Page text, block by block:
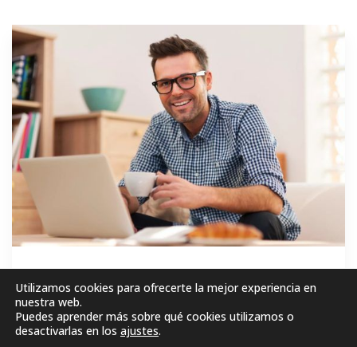
GRATIS
MATRICÚLESE AHORA!
Utilizamos cookies para ofrecerte la mejor experiencia en
nuestra web.
Puedes aprender más sobre qué cookies utilizamos o
desactivarlas en los ajustes.